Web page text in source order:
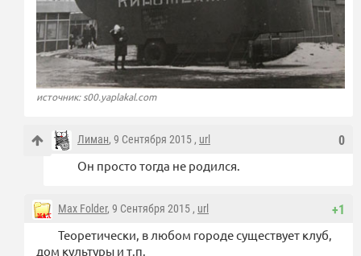
источник: s00.yaplakal.com
0
Лиман, 9 Сентября 2015 , url
Он просто тогда не родился.
+1
Max Folder, 9 Сентября 2015 , url
Теоретически, в любом городе существует клуб,
дом культуры и т.п.